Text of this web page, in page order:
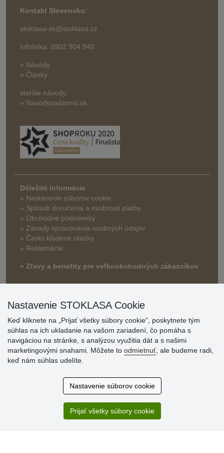
Kontakt Slovensko:
stoklasa-sk@stoklasa.cz
Infolinka: 0902 904 940
» Návody
» Články
staršie návody:
» Navodyzadarmo.sk
Dôležité informácie
» Nastavenie súborov cookie
» Spôsob doručenia a možnosti platby
» Obchodné podmienky
» Zásady spracovania osobných údajov
» Často kladené otázky
» Reklamácie
» Zľavy a benefity pre veľkoobchodných zákazníkov
Hodnotenia
Nastavenie STOKLASA Cookie
Keď kliknete na „Prijať všetky súbory cookie“, poskytnete tým
súhlas na ich ukladanie na vašom zariadení, čo pomáha s
navigáciou na stránke, s analýzou využitia dát a s našimi
marketingovými snahami. Môžete to odmietnuť, ale budeme radi,
keď nám súhlas udelíte.
Nastavenie súborov cookie
Prijať všetky súbory cookie